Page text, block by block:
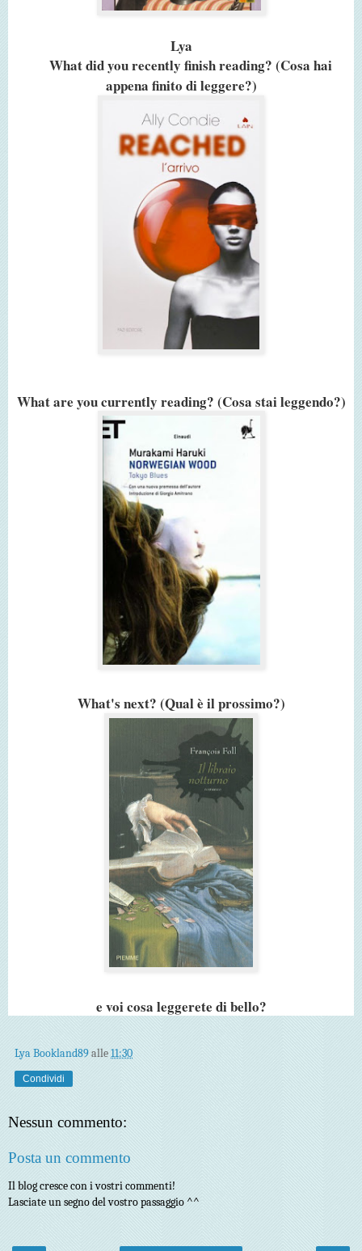
Lya
What did you recently finish reading? (Cosa hai
appena finito di leggere?)
What are you currently reading? (Cosa stai leggendo?)
What's next? (Qual è il prossimo?)
e voi cosa leggerete di bello?
Lya Bookland89alle11:30
Condividi
Nessun commento:
Posta un commento
Il blog cresce con i vostri commenti!
Lasciate un segno del vostro passaggio ^^